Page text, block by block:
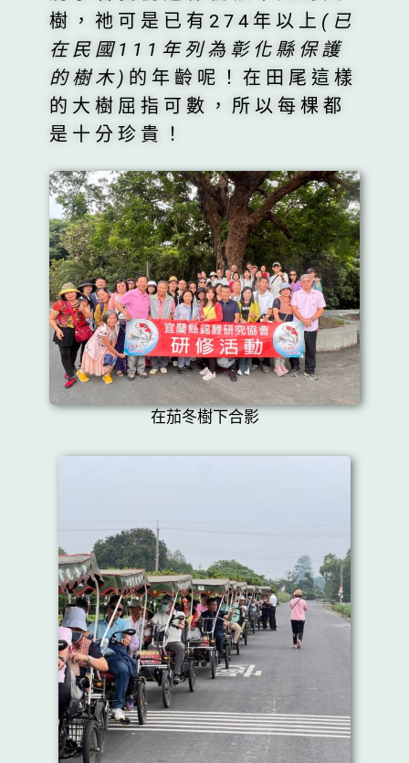
樹，祂可是已有274年以上 (已
在民國111年列為彰化縣保護
的樹木) 的年齡呢！在田尾這樣
的大樹屈指可數，所以每棵都
是十分珍貴！
在茄冬樹下合影